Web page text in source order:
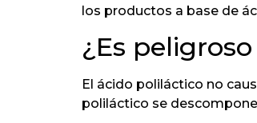
los productos a base de
¿Es
El ácido poliláctico no
poliláctico se